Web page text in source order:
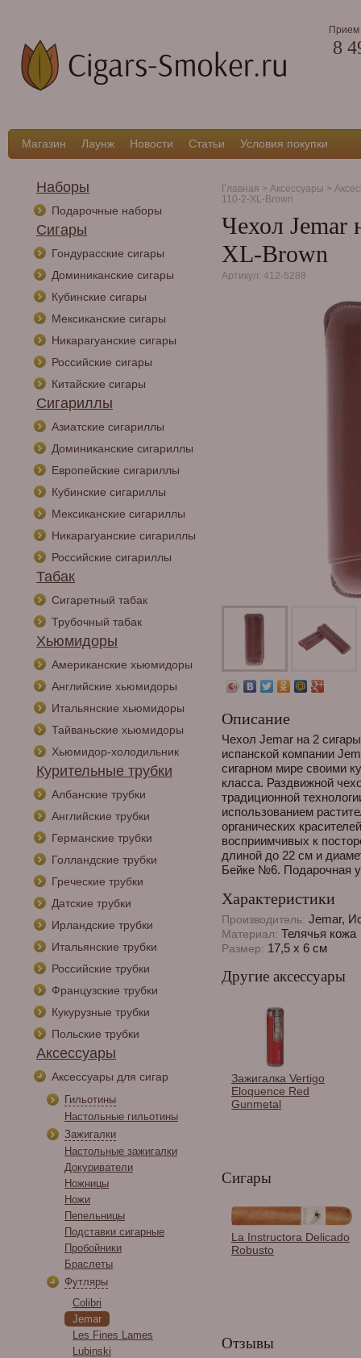
Прием
8
Магазин Лаунж Новости Статьи Условия покупки
Наборы
Подарочные наборы
Сигары
Гондурасские сигары
Доминиканские сигары
Кубинские сигары
Мексиканские сигары
Никарагуанские сигары
Российские сигары
Китайские сигары
Сигариллы
Азиатские сигариллы
Доминиканские сигариллы
Европейские сигариллы
Кубинские сигариллы
Мексиканские сигариллы
Никарагуанские сигариллы
Российские сигариллы
Табак
Сигаретный табак
Трубочный табак
Хьюмидоры
Американские хьюмидоры
Английские хьюмидоры
Итальянские хьюмидоры
Тайваньские хьюмидоры
Хьюмидор-холодильник
Курительные трубки
Албанские трубки
Английские трубки
Германские трубки
Голландские трубки
Греческие трубки
Датские трубки
Ирландские трубки
Итальянские трубки
Российские трубки
Французские трубки
Кукурузные трубки
Польские трубки
Аксессуары
Аксессуары для сигар
Гильотины
Настольные гильотины
Зажигалки
Настольные зажигалки
Докуриватели
Ножницы
Ножи
Пепельницы
Подставки сигарные
Пробойники
Браслеты
Футляры
Colibri
Jemar
Les Fines Lames
Lubinski
Главная > Аксессуары >
110-2-XL-Brown
Чехол Jemar
XL-Brown
Артикул: 412-5288
Описание
Чехол Jemar на 2
испанской компании
сигарном мире своими
класса. Раздвижной
традиционной
использованием
органических
восприимчивых к
длиной до 22 см и
Бейке №6. Подарочная
Характеристики
Производитель: Jemar,
Материал: Телячья кожа
Размер: 17,5 x 6 см
Другие аксессуары
Зажигалка Vertigo
Eloquence Red
Gunmetal
Пробойник сигарный
Passatore, Вороненая
Сигары
La Instructora Delicado
Robusto
Отзывы